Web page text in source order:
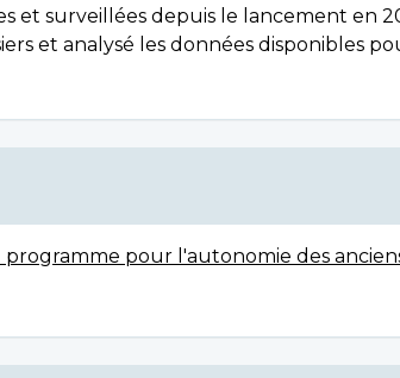
et surveillées depuis le lancement en
et analysé les données disponibles
pour l'autonomie des